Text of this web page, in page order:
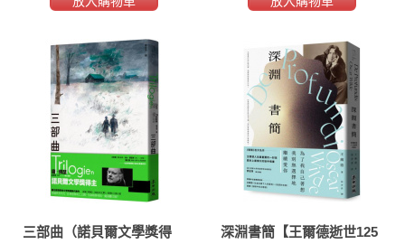
三部曲（諾貝爾文學獎得
深淵書簡【王爾德逝世125